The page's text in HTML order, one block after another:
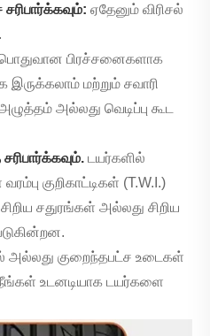
ஏதேனும் விரிசல்
பிரச்சனைகளாக
மற்றும் சவாரி
அல்லது வெடிப்பு கூட
டயர்களில்
குறிகாட்டிகள் (T.W.I.)
சதுரங்கள் அல்லது சிறிய
அல்லது குறைந்தபட்ச உடைகள்
உடனடியாக டயர்களை